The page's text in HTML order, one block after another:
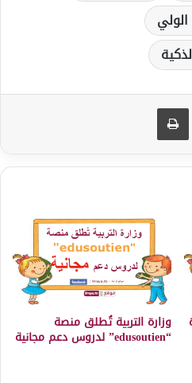
وزارة التربية تُطلق منصة
“edusoutien” لدروس دعم مجانية